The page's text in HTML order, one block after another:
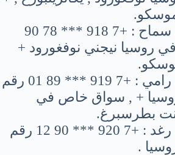
سائق التاكسي سماح : +7 918 *** 78 90
روسيا نيجني نوفغورود +
سائق التاكسي رامي : +7 919 *** 89 01 رقم
+ , سواق خاص في
بطرسبرغ.
سائق التاكسي رغد : +7 920 *** 90 12 رقم
.